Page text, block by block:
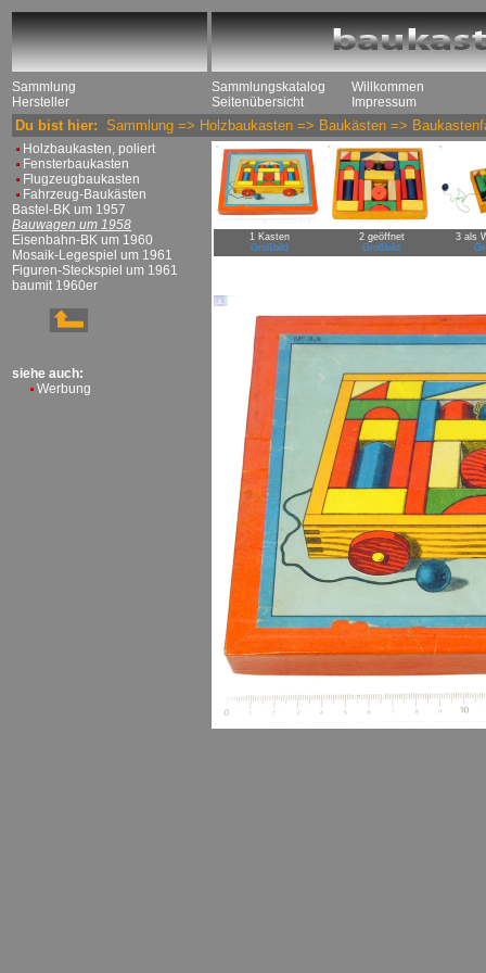
Sammlung
Hersteller
Sammlungskatalog
Seitenübersicht
Willkommen
Impressum
Du bist hier: Sammlung => Holzbaukasten => Baukästen =>
Holzbaukasten, poliert
Fensterbaukasten
Flugzeugbaukasten
Fahrzeug-Baukästen
Bastel-BK um 1957
Bauwagen um 1958
Eisenbahn-BK um 1960
Mosaik-Legespiel um 1961
Figuren-Steckspiel um 1961
baumit 1960er
siehe auch:
Werbung
1 Kasten
Großbild
2 geöffnet
Großbild
3 als